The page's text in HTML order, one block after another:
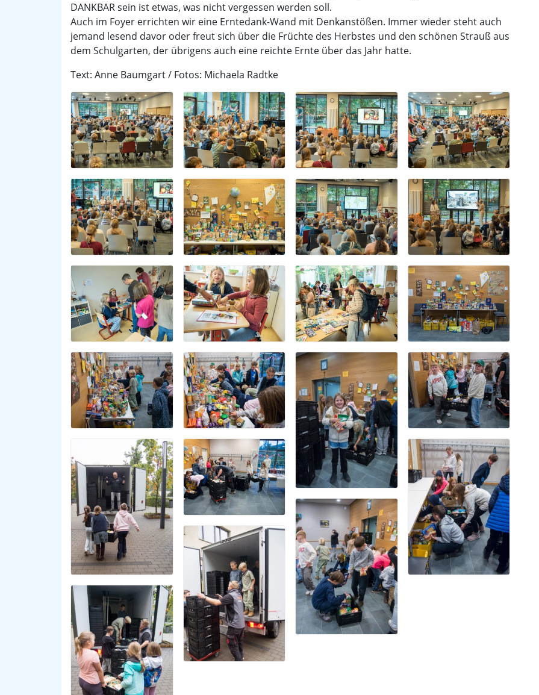
DANKBAR sein ist etwas, was nicht vergessen werden soll.
Auch im Foyer errichten wir eine Erntedank-Wand mit Denkanstößen. Immer wieder steht auch
jemand lesend davor oder freut sich über die Früchte des Herbstes und den schönen Strauß aus
dem Schulgarten, der übrigens auch eine reichte Ernte über das Jahr hatte.
Text: Anne Baumgart / Fotos: Michaela Radtke